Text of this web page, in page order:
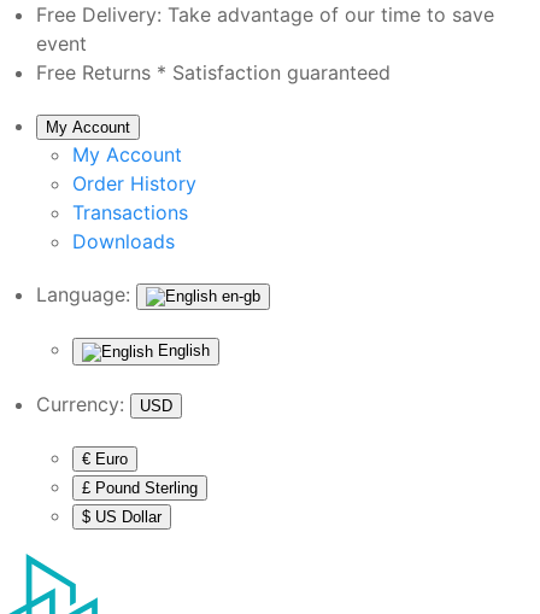
Free Delivery: Take advantage of our time to save
event
Free Returns * Satisfaction guaranteed
My Account
My Account
Order History
Transactions
Downloads
Language: en-gb
English
Currency: USD
€ Euro
£ Pound Sterling
$ US Dollar